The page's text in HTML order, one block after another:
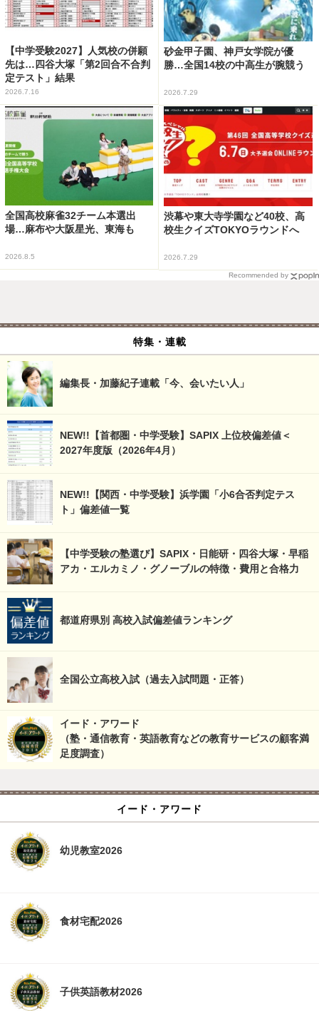
【中学受験2027】人気校の併願
先は…四谷大塚「第2回合不合判
定テスト」結果
2026.7.16
砂金甲子園、神戸女学院が優
勝…全国14校の中高生が腕競う
2026.7.29
全国高校麻雀32チーム本選出
場…麻布や大阪星光、東海も
2026.8.5
渋幕や東大寺学園など40校、高
校生クイズTOKYOラウンドへ
2026.7.29
Recommended by
特集・連載
編集長・加藤紀子連載「今、会いたい人」
NEW!!【首都圏・中学受験】SAPIX 上位校偏差値＜
2027年度版（2026年4月）
NEW!!【関西・中学受験】浜学園「小6合否判定テス
ト」偏差値一覧
【中学受験の塾選び】SAPIX・日能研・四谷大塚・早稲
アカ・エルカミノ・グノーブルの特徴・費用と合格力
都道府県別 高校入試偏差値ランキング
全国公立高校入試（過去入試問題・正答）
イード・アワード
（塾・通信教育・英語教育などの教育サービスの顧客満
足度調査）
イード・アワード
幼児教室2026
食材宅配2026
子供英語教材2026